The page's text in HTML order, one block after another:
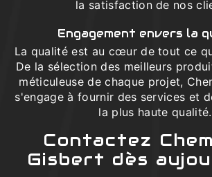
la satisfaction de nos
Engagement envers la
La qualité est au cœur de tout ce
De la sélection des meilleurs
méticuleuse de chaque projet,
s'engage à fournir des services et
la plus haute qualité.
Contactez
Gisbert dès